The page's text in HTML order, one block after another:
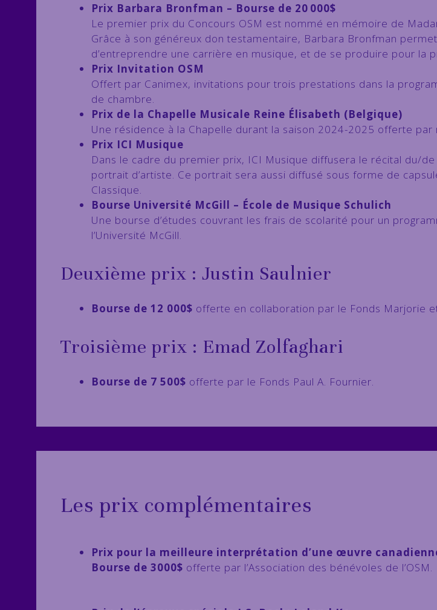
Prix Barbara Bronfman – Bourse de 20 000$
Le premier prix du Concours OSM est nommé en mémoire de
Grâce à son généreux don testamentaire, Barbara Bronfman
d’entreprendre une carrière en musique, et de se produire pour la
Prix Invitation OSM
Offert par Canimex, invitations pour trois prestations dans la
de chambre.
Prix de la Chapelle Musicale Reine Élisabeth (Belgique)
Une résidence à la Chapelle durant la saison 2024-2025 offerte par
Prix ICI Musique
Dans le cadre du premier prix, ICI Musique diffusera le récital du/
portrait d’artiste. Ce portrait sera aussi diffusé sous forme de
Classique.
Bourse Université McGill – École de Musique Schulich
Une bourse d’études couvrant les frais de scolarité pour un
l’Université McGill.
Deuxième prix : Justin Saulnier
Bourse de 12 000$ offerte en collaboration par le Fonds Marjorie
Troisième prix : Emad Zolfaghari
Bourse de 7 500$ offerte par le Fonds Paul A. Fournier.
Les prix complémentaires
Prix pour la meilleure interprétation d’une œuvre
Bourse de 3000$ offerte par l’Association des bénévoles de l’OSM.